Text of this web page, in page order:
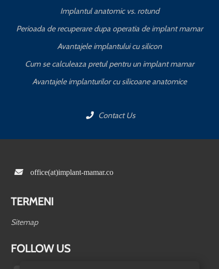
Implantul anatomic vs. rotund
Perioada de recuperare dupa operatia de implant mamar
Avantajele implantului cu silicon
Cum se calculeaza pretul pentru un implant mamar
Avantajele implanturilor cu silicoane anatomice
Contact Us
office(at)implant-mamar.co
TERMENI
Sitemap
FOLLOW US